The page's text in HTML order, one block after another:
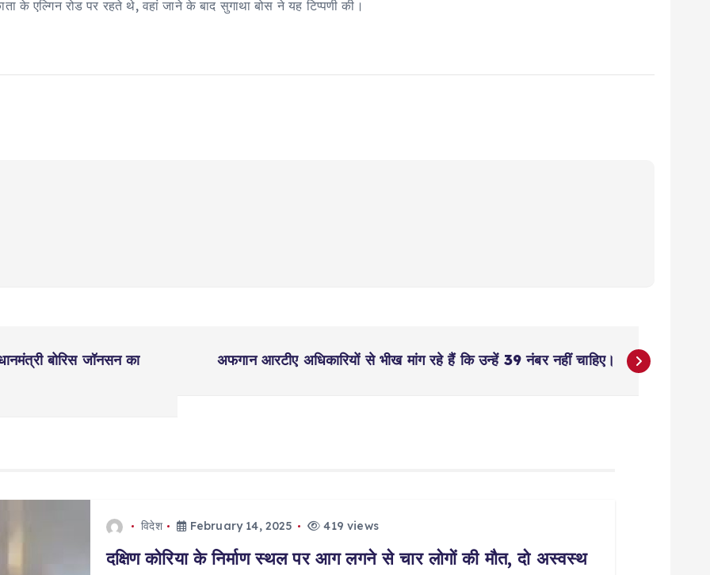
के एल्गिन रोड पर रहते थे, वहां जाने के बाद सुगाथा बोस ने यह टिप्पणी की।
बोरिस जॉनसन का
अफगान आरटीए अधिकारियों से भीख मांग रहे हैं कि उन्हें 39 नंबर नहीं चाहिए।
विदेश February 14, 2025 419 views
दक्षिण कोरिया के निर्माण स्थल पर आग लगने से चार लोगों की मौत, दो अस्वस्थ